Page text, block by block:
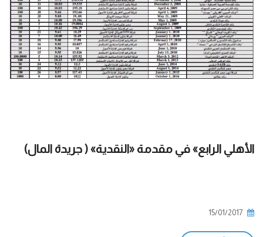
الأهلي الرابع» في مقدمة «النقدية» ( جريدة المال)
15/01/2017